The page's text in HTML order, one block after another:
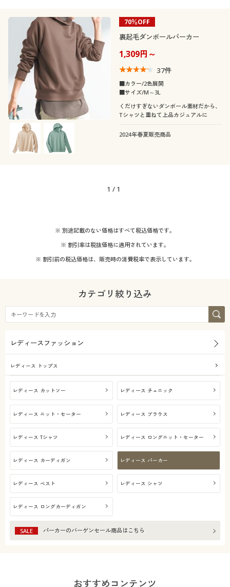
大きいサイズ レディース下着
大きいサイズ メンズ
大きいサイズ 事務・制服
シークレットセール
商品カテゴリ一覧
カタログ
カタログ・チラシからのご注文
デジタルカタログ
カタログ無料プレゼント
会員メニュー
サポート
よくある質問とお問い合わせ
こだわり条件
で絞り込む
柄・デザイン
無地
長袖
素材
ウォッシャブル(洗
える)
テイスト
レギュラー
40代 50代
シーズン
春
価格
解除する
閉じる
70％OFF
裏起毛ダンボールパーカー
1,309円～
37件
■カラー/2色展開
■サイズ/M～3L
くだけすぎないダンボール素材だから、
Tシャツと重ねて上品カジュアルに
2024年春夏販売商品
1 / 1
※ 別途記載のない価格はすべて税込価格です。
※ 割引率は税抜価格に適用されています。
※ 割引前の税込価格は、販売時の消費税率で表示しています。
カテゴリ絞り込み
レディースファッション
レディース トップス
レディース カットソー レディース チュニック
レディース ニット・セーター レディース ブラウス
レディース Tシャツ レディース ロングニット・セーター
レディース カーディガン レディース パーカー
レディース ベスト レディース シャツ
レディース ロングカーディガン
SALE パーカーのバーゲンセール商品はこちら
おすすめコンテンツ